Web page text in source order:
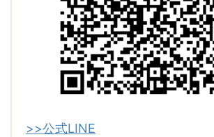
>>公式LINE